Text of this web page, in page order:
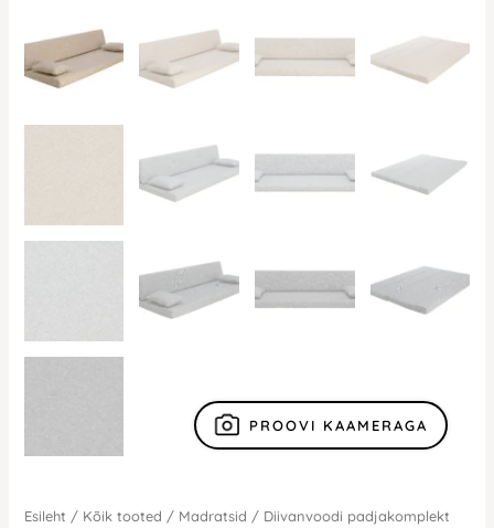
PROOVI KAAMERAGA
Esileht / Kõik tooted / Madratsid / Diivanvoodi padjakomplekt